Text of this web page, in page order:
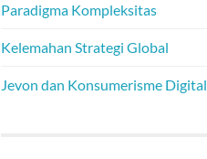
Paradigma Kompleksitas
Kelemahan Strategi Global
Jevon dan Konsumerisme Digital